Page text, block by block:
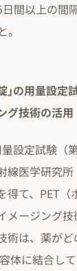
間以上の間
｣の用量設定
グ技術の活用
量設定試験（
線医学研究
得て、PET（
メージング
術は、薬が
体に結合し